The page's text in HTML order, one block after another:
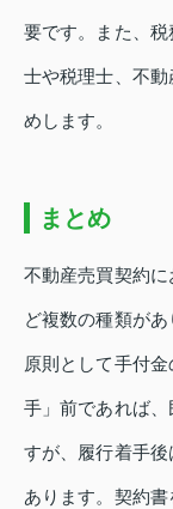
要です。また、
士や税理士、不
めします。
まとめ
不動産売買契約
ど複数の種類が
原則として手付
手」前であれば
すが、履行着手
あります。契約